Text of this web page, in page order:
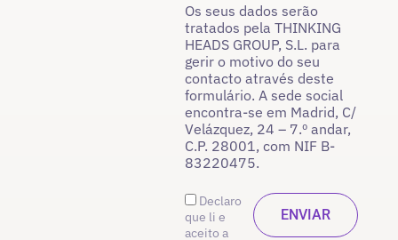
Os seus dados serão
tratados pela THINKING
HEADS GROUP, S.L. para
gerir o motivo do seu
contacto através deste
formulário. A sede social
encontra-se em Madrid, C/
Velázquez, 24 – 7.º andar,
C.P. 28001, com NIF B-
83220475.
Declaro
que li e
aceito a